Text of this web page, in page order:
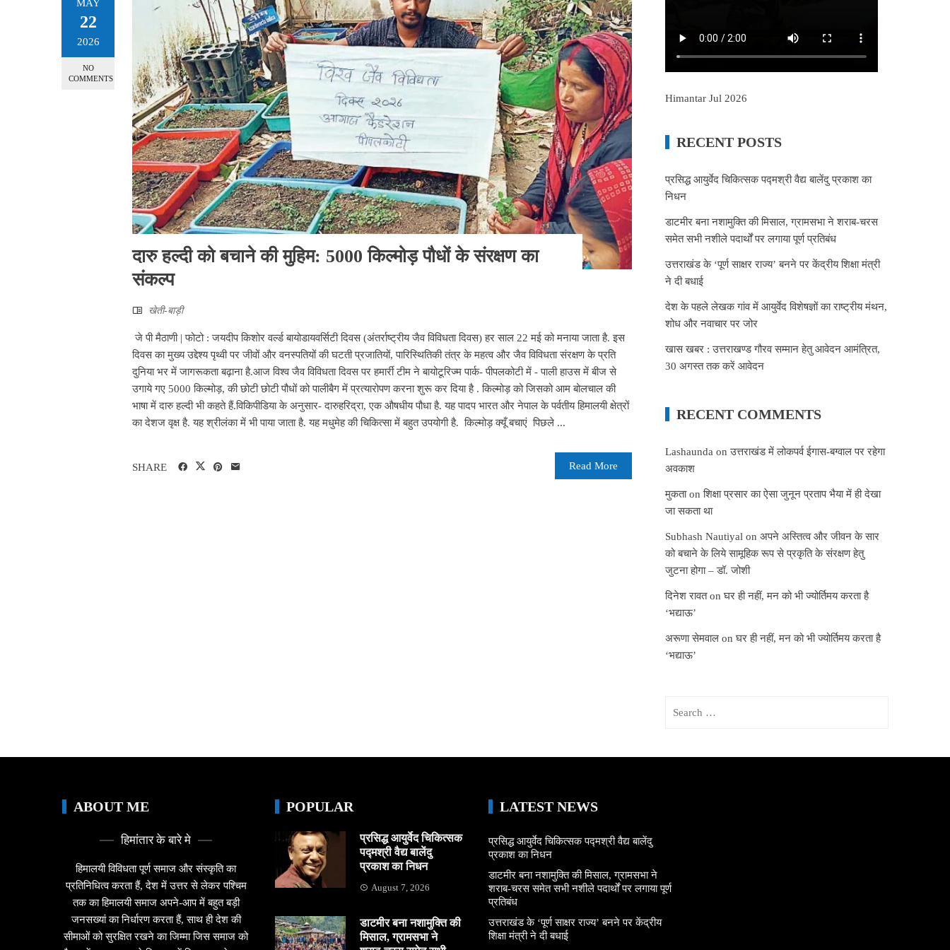
MAY
22
2026
NO
COMMENTS
दारु हल्दी को बचाने की मुहिम: 5000 किल्मोड़ पौधों के संरक्षण का
संकल्प
खेती-बाड़ी
जे पी मैठाणी | फोटो : जयदीप किशोर वर्ल्ड बायोडायवर्सिटी दिवस (अंतर्राष्ट्रीय जैव विविधता दिवस) हर साल 22 मई को मनाया जाता है. इस
दिवस का मुख्य उद्देश्य पृथ्वी पर जीवों और वनस्पतियों की घटती प्रजातियों, पारिस्थितिकी तंत्र के महत्व और जैव विविधता संरक्षण के प्रति
दुनिया भर में जागरूकता बढ़ाना है.आज विश्व जैव विविधता दिवस पर हमार्री टीम ने बायोटूरिज्म पार्क- पीपलकोटी में - पाली हाउस में बीज से
उगाये गए 5000 किल्मोड़, की छोटी छोटी पौधों को पालीबैग में प्रत्यारोपण करना शुरू कर दिया है . किल्मोड़ को जिसको आम बोलचाल की
भाषा में दारु हल्दी भी कहते हैं.विकिपीडिया के अनुसार- दारुहरिद्रा, एक औषधीय पौधा है. यह पादप भारत और नेपाल के पर्वतीय हिमालयी क्षेत्रों
का देशज वृक्ष है. यह श्रीलंका में भी पाया जाता है. यह मधुमेह की चिकित्सा में बहुत उपयोगी है. किल्मोड़ क्यूँ बचाएं पिछले ...
Read More
SHARE
Himantar Jul 2026
RECENT POSTS
प्रसिद्ध आयुर्वेद चिकित्सक पद्मश्री वैद्य बालेंदु प्रकाश का
निधन
डाटमीर बना नशामुक्ति की मिसाल, ग्रामसभा ने शराब-चरस
समेत सभी नशीले पदार्थों पर लगाया पूर्ण प्रतिबंध
उत्तराखंड के ‘पूर्ण साक्षर राज्य’ बनने पर केंद्रीय शिक्षा मंत्री
ने दी बधाई
देश के पहले लेखक गांव में आयुर्वेद विशेषज्ञों का राष्ट्रीय मंथन,
शोध और नवाचार पर जोर
खास खबर : उत्तराखण्ड गौरव सम्मान हेतु आवेदन आमंत्रित,
30 अगस्त तक करें आवेदन
RECENT COMMENTS
Lashaunda onउत्तराखंड में लोकपर्व ईगास-बग्वाल पर रहेगा
अवकाश
मुकताonशिक्षा प्रसार का ऐसा जुनून प्रताप भैया में ही देखा
जा सकता था
Subhash Nautiyal onअपने अस्तित्व और जीवन के सार
को बचाने के लिये सामूहिक रूप से प्रकृति के संरक्षण हेतु
जुटना होगा – डॉ. जोशी
दिनेश रावतonघर ही नहीं, मन को भी ज्योर्तिमय करता है
‘भद्याऊ’
अरूणा सेमवाल onघर ही नहीं, मन को भी ज्योर्तिमय करता है
‘भद्याऊ’
ABOUT ME
हिमांतार के बारे मे
हिमालयी विविधता पूर्ण समाज और संस्कृति का
प्रतिनिधित्व करता हैं, देश में उत्तर से लेकर पश्चिम
तक का हिमालयी समाज अपने-आप में बहुत बड़ी
जनसख्यां का निर्धारण करता हैं, साथ ही देश की
सीमाओं को सुरक्षित रखने का जिम्मा जिस समाज को
POPULAR
प्रसिद्ध आयुर्वेद चिकित्सक
पद्मश्री वैद्य बालेंदु
प्रकाश का निधन
August 7, 2026
डाटमीर बना नशामुक्ति की
मिसाल, ग्रामसभा ने
LATEST NEWS
प्रसिद्ध आयुर्वेद चिकित्सक पद्मश्री वैद्य बालेंदु
प्रकाश का निधन
डाटमीर बना नशामुक्ति की मिसाल, ग्रामसभा ने
शराब-चरस समेत सभी नशीले पदार्थों पर लगाया पूर्ण
प्रतिबंध
उत्तराखंड के ‘पूर्ण साक्षर राज्य’ बनने पर केंद्रीय
शिक्षा मंत्री ने दी बधाई